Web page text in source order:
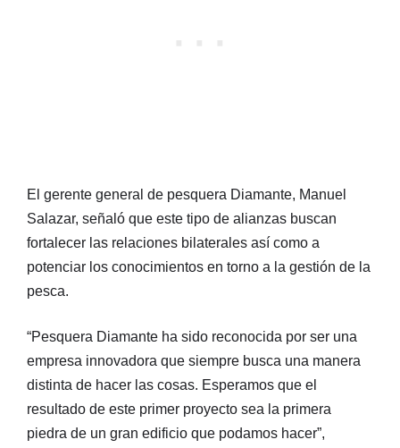
El gerente general de pesquera Diamante, Manuel
Salazar, señaló que este tipo de alianzas buscan
fortalecer las relaciones bilaterales así como a
potenciar los conocimientos en torno a la gestión de la
pesca.
“Pesquera Diamante ha sido reconocida por ser una
empresa innovadora que siempre busca una manera
distinta de hacer las cosas. Esperamos que el
resultado de este primer proyecto sea la primera
piedra de un gran edificio que podamos hacer”,